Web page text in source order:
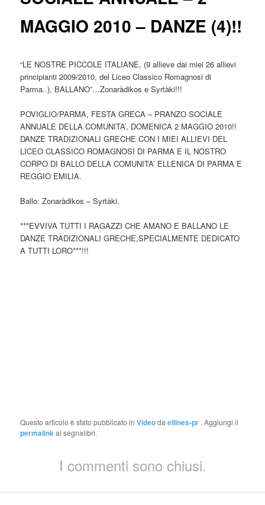
MAGGIO 2010 – DANZE (4)!!
“LE NOSTRE PICCOLE ITALIANE, (9 allieve dai miei 26 allievi
principianti 2009/2010, del Liceo Classico Romagnosi di
Parma..), BALLANO”…Zonaràdikos e Syrtàki!!!
POVIGLIO/PARMA, FESTA GRECA – PRANZO SOCIALE
ANNUALE DELLA COMUNITA’, DOMENICA 2 MAGGIO 2010!!
DANZE TRADIZIONALI GRECHE CON I MIEI ALLIEVI DEL
LICEO CLASSICO ROMAGNOSI DI PARMA E IL NOSTRO
CORPO DI BALLO DELLA COMUNITA’ ELLENICA DI PARMA E
REGGIO EMILIA.
Ballo: Zonaràdikos – Syrtàki.
***EVVIVA TUTTI I RAGAZZI CHE AMANO E BALLANO LE
DANZE TRADIZIONALI GRECHE,SPECIALMENTE DEDICATO
A TUTTI LORO***!!!
Questo articolo è stato pubblicato inVideodaellines-pr . Aggiungi il
permalinkai segnalibri.
I commenti sono chiusi.